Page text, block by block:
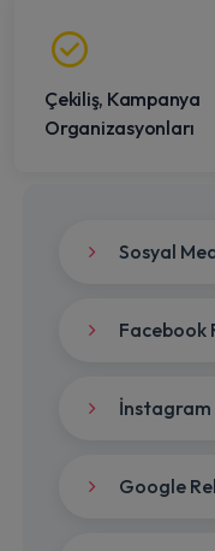
Çekiliş, Kampanya
Organizasyonları
Sosyal
Facebook
İnstagram
Google